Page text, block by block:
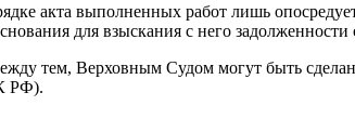
акта выполненных работ лишь
для взыскания с него
тем, Верховным Судом могут быть
РФ).